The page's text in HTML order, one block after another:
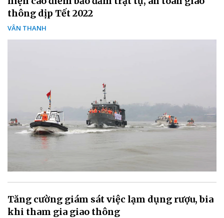
thông dịp Tết 2022
VÂN THANH
Tăng cường giám sát việc lạm dụng rượu, bia
khi tham gia giao thông